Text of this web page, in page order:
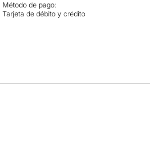
Método de pago:
Tarjeta de débito y crédito